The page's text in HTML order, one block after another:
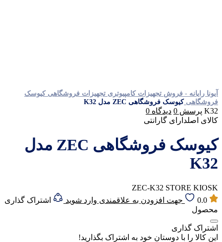
آیونا رایانه - فروش تجهیزات کامپیوتری تجهیزات فروشگاهی کیوسک
فروشگاهیکیوسک فروشگاهی ZEC مدل K32
K32 پرسش 0 دیدگاه 0
کالای اصلدارای گارانتی
کیوسک فروشگاهی ZEC مدل
K32
ZEC-K32 STORE KIOSK
0.0
جهت افزودن به علاقمندی وارد شوید
اشتراک گذاری
محصول
اشتراک گذاری
این کالا را با دوستان خود به اشتراک بگذارید!